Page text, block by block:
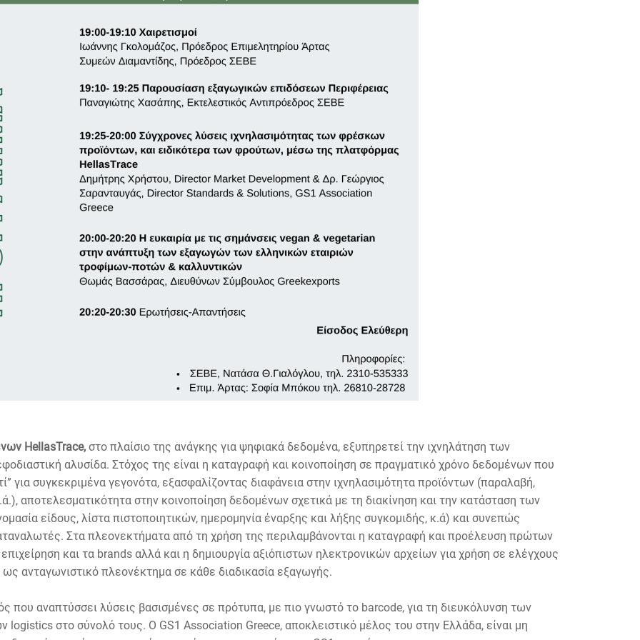
HellasTrace, στο πλαίσιο της ανάγκης για ψηφιακά δεδομένα, εξυπηρετεί την ιχνηλάτηση των
αλυσίδα. Στόχος της είναι η καταγραφή και κοινοποίηση σε πραγματικό χρόνο δεδομένων που
για συγκεκριμένα γεγονότα, εξασφαλίζοντας διαφάνεια στην ιχνηλασιμότητα προϊόντων (παραλαβή,
αποτελεσματικότητα στην κοινοποίηση δεδομένων σχετικά με τη διακίνηση και την κατάσταση των
είδους, λίστα πιστοποιητικών, ημερομηνία έναρξης και λήξης συγκομιδής, κ.ά) και συνεπώς
Στα πλεονεκτήματα από τη χρήση της περιλαμβάνονται η καταγραφή και προέλευση πρώτων
και τα brands αλλά και η δημιουργία αξιόπιστων ηλεκτρονικών αρχείων για χρήση σε ελέγχους
ανταγωνιστικό πλεονέκτημα σε κάθε διαδικασία εξαγωγής.
που αναπτύσσει λύσεις βασισμένες σε πρότυπα, με πιο γνωστό το barcode, για τη διευκόλυνση των
logistics στο σύνολό τους. Ο GS1 Association Greece, αποκλειστικό μέλος του στην Ελλάδα, είναι μη